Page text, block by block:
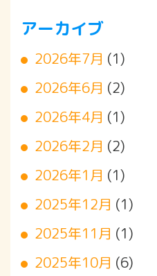
アーカイブ
2026年7月 (1)
2026年6月 (2)
2026年4月 (1)
2026年2月 (2)
2026年1月 (1)
2025年12月 (1)
2025年11月 (1)
2025年10月 (6)